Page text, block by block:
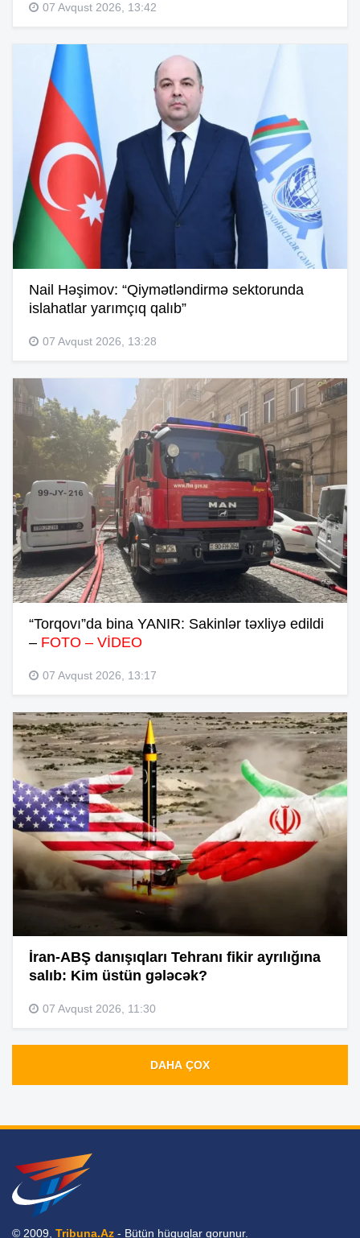
07 Avqust 2026, 13:42
Nail Həşimov: “Qiymətləndirmə sektorunda
islahatlar yarımçıq qalıb”
07 Avqust 2026, 13:28
“Torqovı”da bina YANIR: Sakinlər təxliyə edildi
– FOTO – VİDEO
07 Avqust 2026, 13:17
İran-ABŞ danışıqları Tehranı fikir ayrılığına
salıb: Kim üstün gələcək?
07 Avqust 2026, 11:30
DAHA ÇOX
© 2009, Tribuna.Az - Bütün hüquqlar qorunur.